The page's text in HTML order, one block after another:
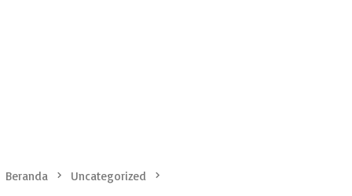
Beranda Uncategorized